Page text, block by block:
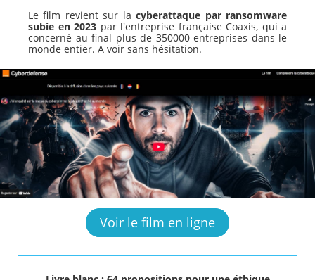
Le film revient sur lacyberattaque par ransomware
subie en 2023 par l'entreprise française Coaxis, qui a
concerné au final plus de 350000 entreprises dans le
monde entier. A voir sans hésitation.
Voir le film en ligne